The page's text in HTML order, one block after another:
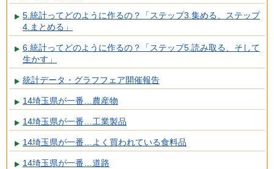
5.統計ってどのように作るの？「ステップ3.集める、ステップ
4.まとめる」
6.統計ってどのように作るの？「ステップ5.読み取る、そして
生かす」
統計データ・グラフフェア開催報告
14埼玉県が一番…農産物
14埼玉県が一番…工業製品
14埼玉県が一番…よく買われている食料品
14埼玉県が一番…道路